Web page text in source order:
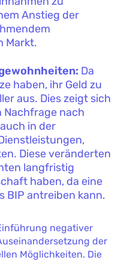
Anstieg der
Markt.
Da
haben, ihr Geld zu
aus. Dies zeigt sich
nach
in der
Diese veränderten
langfristig
haben, da eine
BIP antreiben kann.
negativer
der
Möglichkeiten. Die